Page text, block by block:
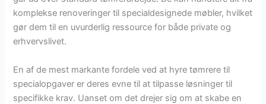
komplekse renoveringer til specialdesignede møbler, hvilket
gør dem til en uvurderlig ressource for både private og
erhvervslivet.
En af de mest markante fordele ved at hyre tømrere til
specialopgaver er deres evne til at tilpasse løsninger til
specifikke krav. Uanset om det drejer sig om at skabe en